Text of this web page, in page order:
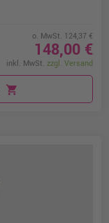
o. MwSt. 124,37 €
148,00 €
inkl. MwSt. zzgl. Versand
shopping_cart